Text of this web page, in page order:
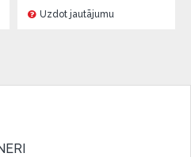
Uzdot jautājumu